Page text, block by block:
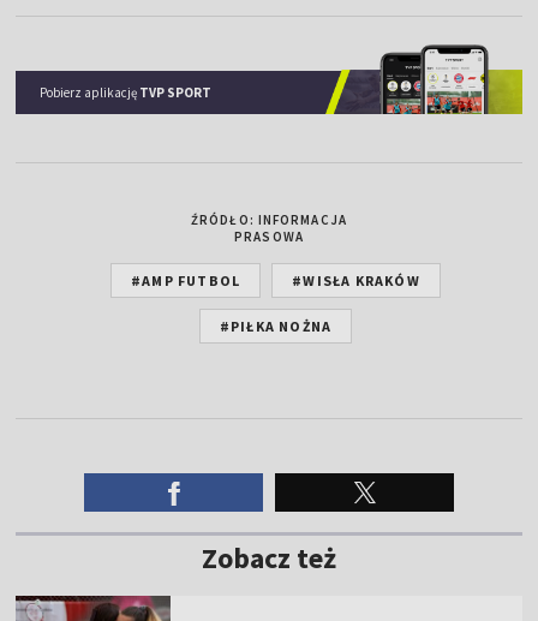
Pobierz aplikację TVP SPORT
ŹRÓDŁO: INFORMACJA
PRASOWA
#AMP FUTBOL #WISŁA KRAKÓW
#PIŁKA NOŻNA
Zobacz też